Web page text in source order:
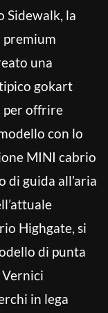
Sidewalk, la
una
gokart
per offrire
con lo
MINI cabrio
guida all’aria
Highgate, si
di punta
in lega